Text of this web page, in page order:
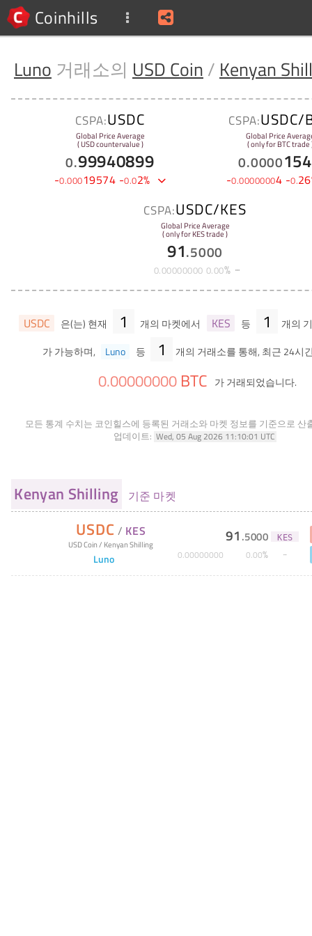
Coinhills
Luno 거래소의 USD Coin / Kenyan
CSPA:USDC
Global Price Average
( USD countervalue )
0.99940899
-0.00019574 -0.02%
CSPA:USDC/
Global Price
( only for BTC trade
0.0000
-0.00000004 -0.26
CSPA:USDC/KES
Global Price Average
( only for KES trade )
91.5000
0.00000000 0.00%
USDC 은(는) 현재 1 개의 마켓에서 KES 등 1
개의
가 가능하며,
Luno 등 1 개의 거래소를 통해, 최근 24시
0.00000000 BTC 가 거래되었습니다.
모든 통계 수치는 코인힐스에 등록된 거래소와 마켓 정보를 기준으로 산
업데이트: Wed, 05 Aug 2026 11:10:01 UTC
Kenyan Shilling 기준 마켓
USDC / KES
USD Coin/ Kenyan Shilling
Luno
91 .5000 KES
0.00000000 0.00%